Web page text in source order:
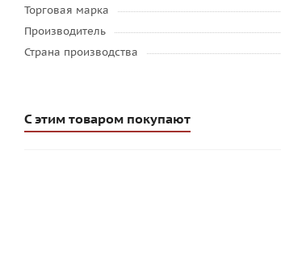
Торговая марка
Производитель
Страна производства
С этим товаром покупают